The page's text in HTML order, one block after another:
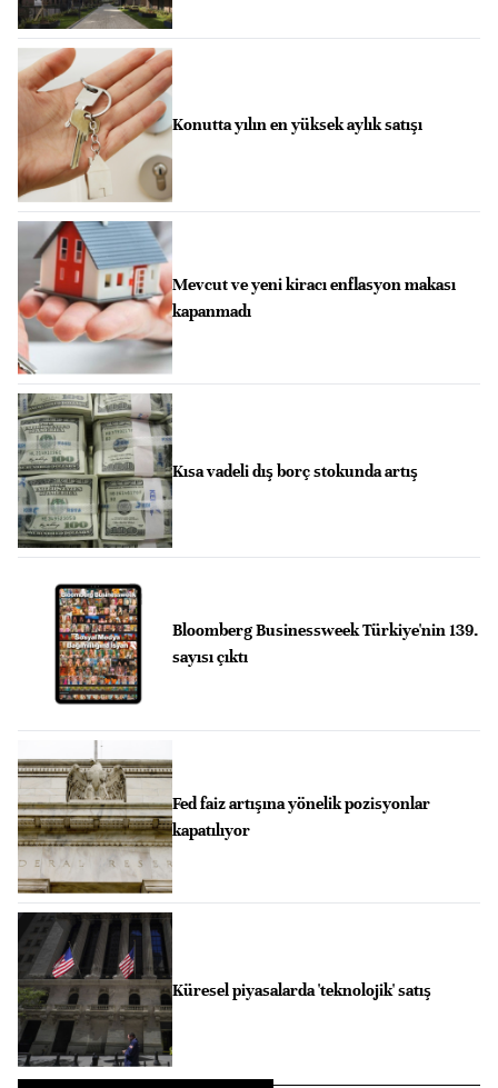
Konutta yılın en yüksek aylık satışı
Mevcut ve yeni kiracı enflasyon makası
kapanmadı
Kısa vadeli dış borç stokunda artış
Bloomberg Businessweek Türkiye'nin 139.
sayısı çıktı
Fed faiz artışına yönelik pozisyonlar
kapatılıyor
Küresel piyasalarda 'teknolojik' satış